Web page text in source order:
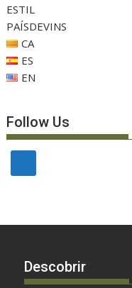
ESTIL
PAÍSDEVINS
CA
ES
EN
Follow Us
Descobrir